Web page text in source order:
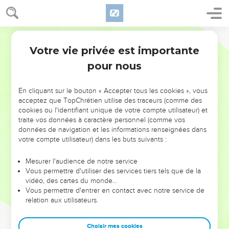
NE MANQUEZ PAS L’ÉVÉNEMENT
DE L’ANNÉE !
ET SI LEURS ERREURS POUVAIENT VOUS ÉVITER LES
VOTRES ?
leur foi ou leur vision. Mais on voit moins les doutes, les erreurs
et les saisons difficiles qu'ils ont traversés, alors même que ce
sont elles qui les ont façonnés.
Dans cette conférence, leaders, entrepreneurs, et responsables
clés pour avancer avec plus de sagesse afin que leurs erreurs
Votre vie privée est importante
pour nous
En cliquant sur le bouton « Accepter tous les cookies », vous
acceptez que TopChrétien utilise des traceurs (comme des
cookies ou l'identifiant unique de votre compte utilisateur) et
traite vos données à caractère personnel (comme vos
données de navigation et les informations renseignées dans
votre compte utilisateur) dans les buts suivants :
Mesurer l'audience de notre service
Vous permettre d'utiliser des services tiers tels que de la
vidéo, des cartes du monde…
Vous permettre d'entrer en contact avec notre service de
relation aux utilisateurs.
Choisir mes cookies